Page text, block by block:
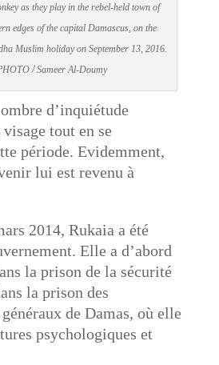
as they play in the rebel-held town of
edges of the capital Damascus, on the
Muslim holiday on September 13, 2016.
/ Sameer Al-Doumy
d’inquiétude
tout en se
période. Evidemment,
lui est revenu à
2014, Rukaia a été
Elle a d’abord
la prison de la sécurité
la prison des
de Damas, où elle
psychologiques et